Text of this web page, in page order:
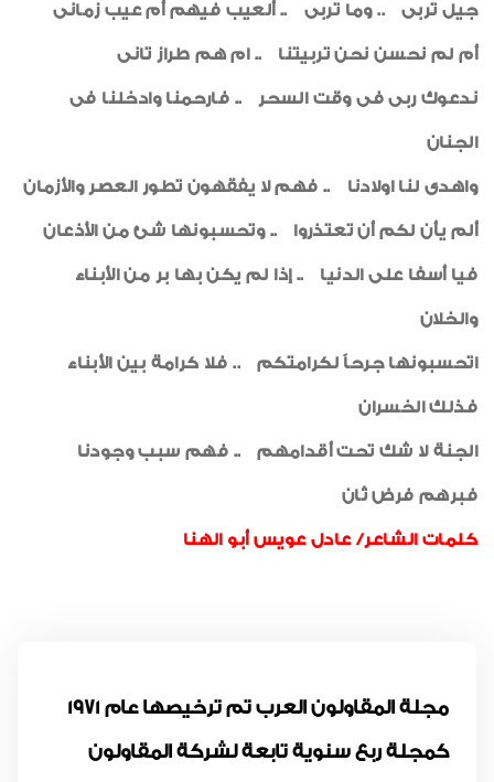
جيل تربى .. وما تربى .. ألعيب فيهم أم عيب زمانى
أم لم نحسن نحن تربيتنا .. ام هم طراز تانى
ندعوك ربى فى وقت السحر .. فارحمنا وادخلنا فى
الجنان
واهدى لنا اولادنا .. فهم لا يفقهون تطور العصر والأزمان
ألم يأن لكم أن تعتذروا .. وتحسبونها شئ من الأذعان
فيا أسفا على الدنيا .. إذا لم يكن بها بر من الأبناء
والخلان
اتحسبونها جرحاً لكرامتكم .. فلا كرامة بين الأبناء
فذلك الخسران
الجنة لا شك تحت أقدامهم .. فهم سبب وجودنا
فبرهم فرض ثان
كلمات الشاعر/ عادل عويس أبو الهنا
مجلة المقاولون العرب تم ترخيصها عام 1971
كمجلة ربع سنوية تابعة لشركة المقاولون